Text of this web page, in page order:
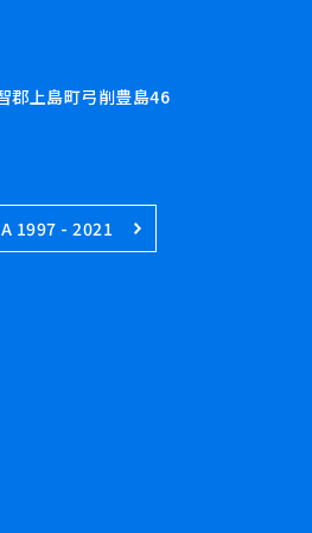
郡上島町弓削豊島46
1997 - 2021